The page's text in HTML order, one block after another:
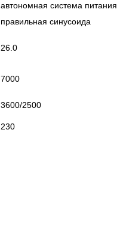
автономная система питания
правильная синусоида
26.0
7000
3600/2500
230